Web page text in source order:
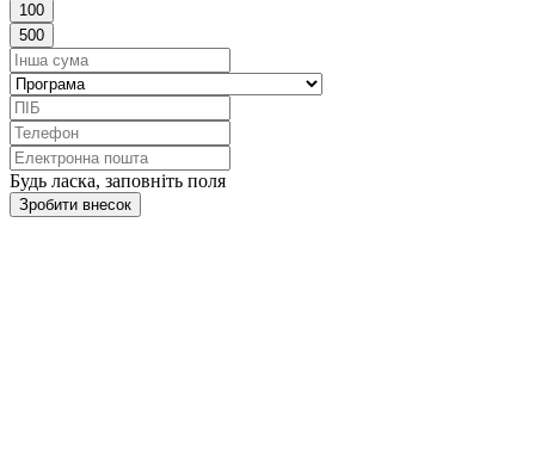
100
500
Будь ласка, заповніть поля
Зробити внесок